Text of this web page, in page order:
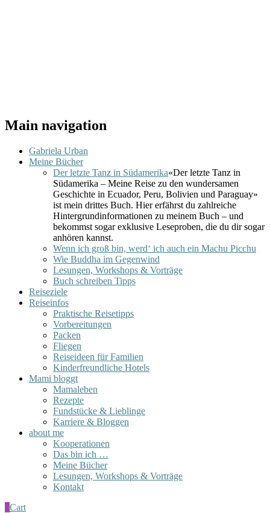
Main navigation
Gabriela Urban
Meine Bücher
Der letzte Tanz in Südamerika«Der letzte Tanz in
Südamerika – Meine Reise zu den wundersamen
Geschichte in Ecuador, Peru, Bolivien und Paraguay»
ist mein drittes Buch. Hier erfährst du zahlreiche
Hintergrundinformationen zu meinem Buch – und
bekommst sogar exklusive Leseproben, die du dir sogar
anhören kannst.
Wenn ich groß bin, werd‘ ich auch ein Machu Picchu
Wie Buddha im Gegenwind
Lesungen, Workshops & Vorträge
Buch schreiben Tipps
Reiseziele
Reiseinfos
Praktische Reisetipps
Vorbereitungen
Packen
Fliegen
Reiseideen für Familien
Kinderfreundliche Hotels
Mami bloggt
Mamaleben
Rezepte
Fundstücke & Lieblinge
Karriere & Bloggen
about me
Kooperationen
Das bin ich …
Meine Bücher
Lesungen, Workshops & Vorträge
Kontakt
0Cart